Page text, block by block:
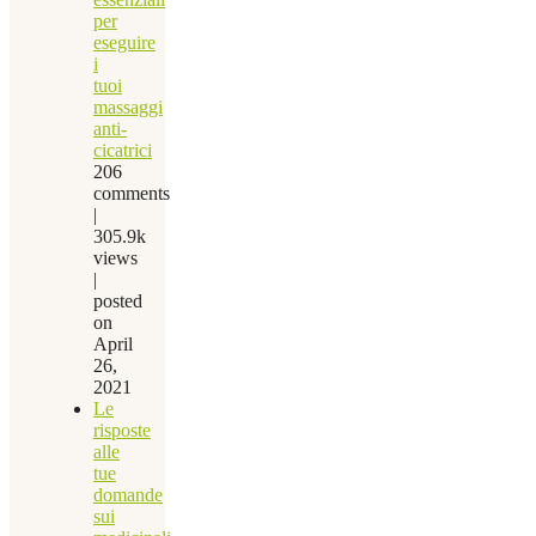
per
eseguire
i
tuoi
massaggi
anti-
cicatrici
206
comments
|
305.9k
views
|
posted
on
April
26,
2021
Le
risposte
alle
tue
domande
sui